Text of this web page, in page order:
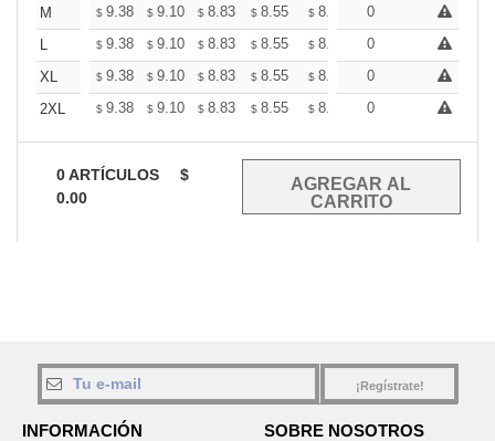
M $ 9.38 $ 9.10 $ 8.83 $ 8.55 $ 8.27 $ +
0
L
$ 9.38 $ 9.10 $ 8.83 $ 8.55 $ 8.27 $ +
0
XL
$ 9.38 $ 9.10 $ 8.83 $ 8.55 $ 8.27 $ +
0
2XL
$ 9.38 $ 9.10 $ 8.83 $ 8.55 $ 8.27 $ +
0
0ARTÍCULOS
$
0.00
¡Regístrate!
INFORMACIÓN SOBRE NOSOTROS